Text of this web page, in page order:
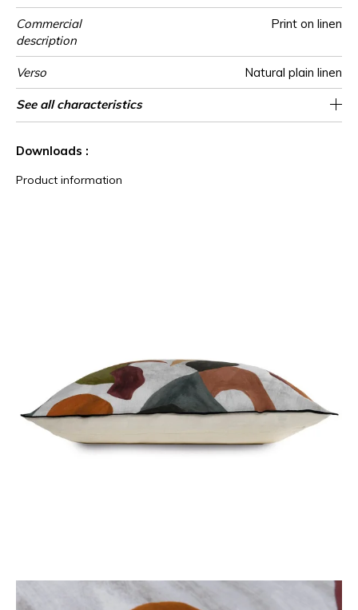
Commercial
description
Print on linen
Verso Natural plain linen
Finition Bourdon point
Closing Invisible zipper
Care
Country of
origin
Tunisia
See all characteristics
Downloads :
Product information